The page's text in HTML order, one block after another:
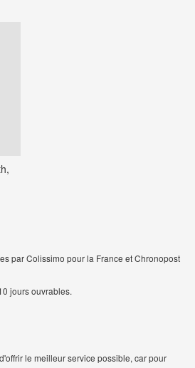
par Colissimo pour la France et Chronopost
jours ouvrables.
le meilleur service possible, car pour